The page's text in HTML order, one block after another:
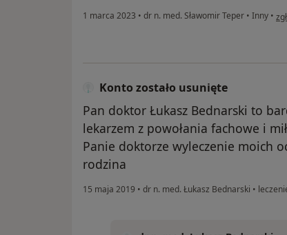
1 marca 2023 • dr n. med. Sławomir Teper • Inny • w
Konto zostało usunięte
Pan doktor Łukasz Bednarski to
lekarzem z powołania fachowe i
Panie doktorze wyleczenie moich
rodzina
15 maja 2019 • dr n. med. Łukasz Bednarski •